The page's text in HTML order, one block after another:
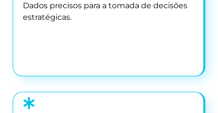
Dados precisos para a tomada de decisões
estratégicas.